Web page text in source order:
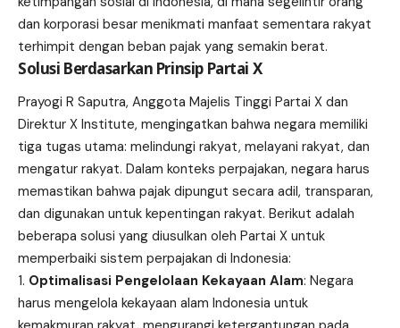
dan korporasi besar menikmati manfaat sementara rakyat
terhimpit dengan beban pajak yang semakin berat.
Solusi Berdasarkan Prinsip Partai X
Prayogi R Saputra, Anggota Majelis Tinggi Partai X dan
Direktur X Institute, mengingatkan bahwa negara memiliki
tiga tugas utama: melindungi rakyat, melayani rakyat, dan
mengatur rakyat. Dalam konteks perpajakan, negara harus
memastikan bahwa pajak dipungut secara adil, transparan,
dan digunakan untuk kepentingan rakyat. Berikut adalah
beberapa solusi yang diusulkan oleh Partai X untuk
memperbaiki sistem perpajakan di Indonesia:
Optimalisasi Pengelolaan Kekayaan Alam: Negara
harus mengelola kekayaan alam Indonesia untuk